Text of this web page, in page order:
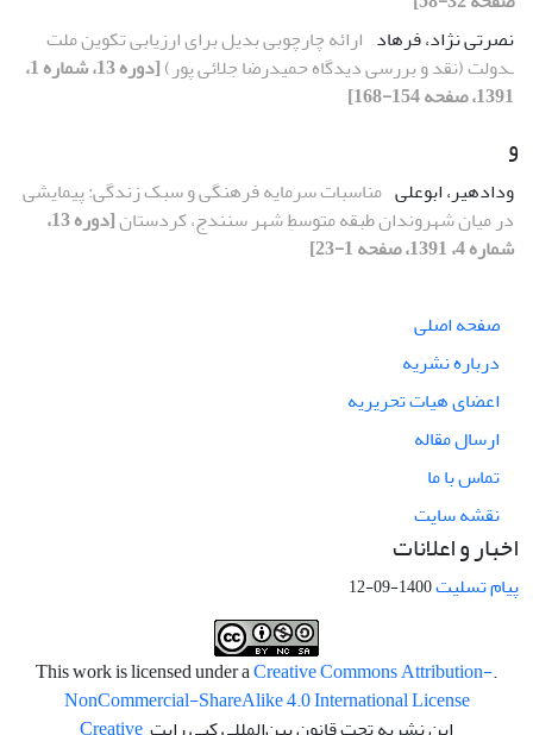
نصرتى نژاد، فرهاد ارائه چارچوبى بدیل براى ارزیابى تکوین ملت
ـدولت (نقد و بررسى دیدگاه حمیدرضا جلائى پور)
[دوره 13، شماره 1،
1391، صفحه 154-168]
و
ودادهیر، ابوعلی مناسبات سرمایه فرهنگی و سبک زندگی: پیمایشی
در میان شهروندان طبقه متوسطِ شهر سنندج، کردستان
[دوره 13،
شماره 4، 1391، صفحه 1-23]
صفحه اصلی
درباره نشریه
اعضای هیات تحریریه
ارسال مقاله
تماس با ما
نقشه سایت
اخبار و اعلانات
پیام تسلیت1400-09-12
.This work is licensed under a
Creative Commons Attribution-
NonCommercial-ShareAlike 4.0 International License